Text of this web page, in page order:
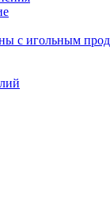
с игольным